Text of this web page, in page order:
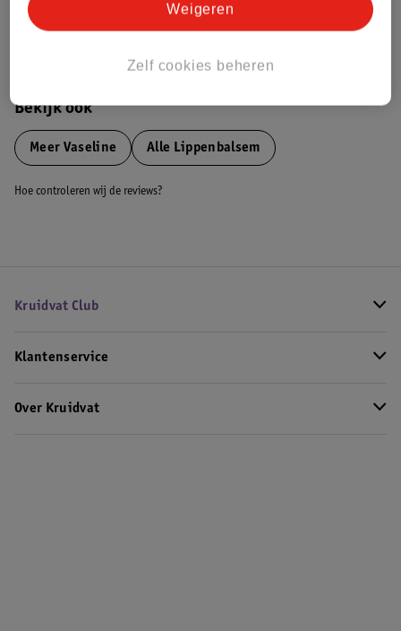
Bekijk ook
Meer Vaseline Alle Lippenbalsem
Hoe controleren wij de reviews?
Kruidvat Club
Klantenservice
Over Kruidvat
Zelf cookies beheren
Weigeren